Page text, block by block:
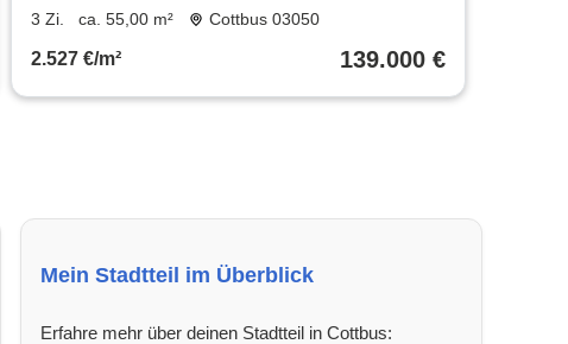
Spremberger Vorstadt
3 Zi. ca. 55,00 m² Cottbus 03050
2.527 €/m² 139.000 €
Mein Stadtteil im Überblick
Erfahre mehr über deinen Stadtteil in Cottbus: